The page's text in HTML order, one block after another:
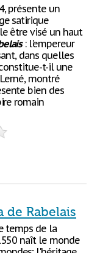
présente un
satirique
être visé un haut
: l'empereur
dans quelles
t-il une
montré
bien des
romain
de Rabelais
temps de la
naît le monde